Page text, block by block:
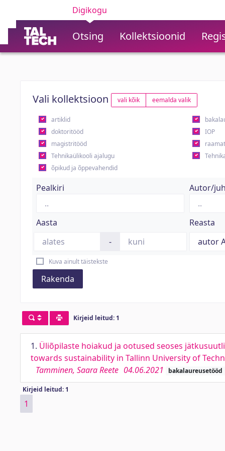
Digikogu
Otsing Kollektsioonid
Vali kollektsioon vali kõik eemalda valik
artiklid
doktoritööd
IOP
magistritööd
Tehnikaülikooli ajalugu
õpikud ja õppevahendid
Pealkiri Autor/
Aasta
-
Reasta
Kuva ainult täistekste
Rakenda
Kirjeid leitud: 1
1. Üliõpilaste hoiakud ja ootused seoses
towards sustainability in Tallinn University of
Tamminen, Saara Reete 04.06.2021 bakalaureusetööd
Kirjeid leitud: 1
1